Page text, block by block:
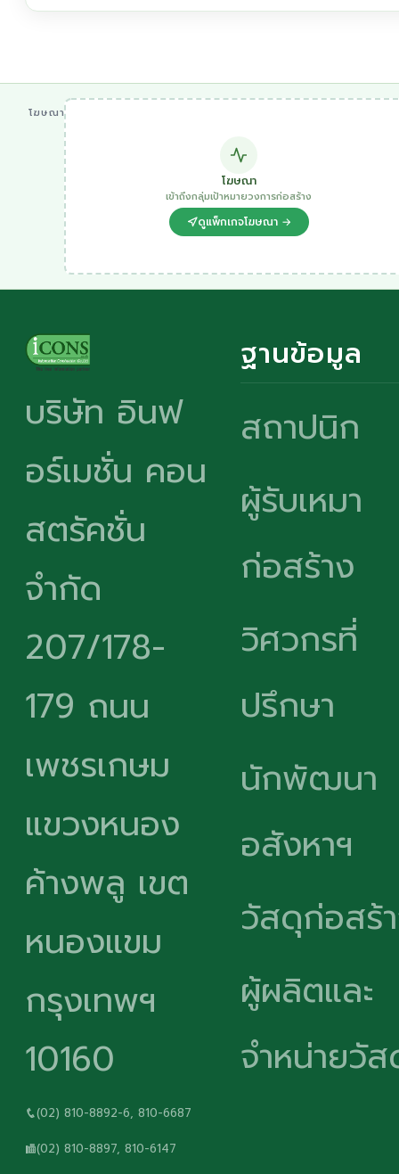
โฆษณา
โฆษณา
เข้าถึงกลุ่มเป้าหมายวงการก่อสร้าง
ดูแพ็กเกจโฆษณา →
บริษัท อินฟ
อร์เมชั่น คอน
สตรัคชั่น
จำกัด
207/178-
179 ถนน
เพชรเกษม
แขวงหนอง
ค้างพลู เขต
หนองแขม
กรุงเทพฯ
10160
(02) 810-8892-6, 810-6687
(02) 810-8897, 810-6147
ฐานข้อมูล
สถาปนิก
ผู้รับเหมา
ก่อสร้าง
วิศวกรที่
ปรึกษา
นักพัฒนา
อสังหาฯ
วัสดุก่อสร้
ผู้ผลิตและ
จำหน่ายวั